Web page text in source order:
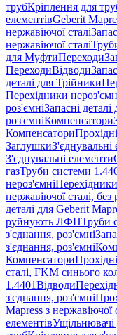
трубКріплення для
елементівGeberit
нержавіючої сталі
нержавіючої сталі
для МуфтиПереходи
ПереходиВідводи
деталі для Трійники
Перехідники
роз'ємніЗапасні
роз'ємніКомпенсатори
Компенсатори
ЗаглушкиЗ'єднувальні
З'єднувальні елементи
газТруби системи
нероз'ємні
нержавіючої сталі,
деталі для Geberit
руйнують ЛФПТруби
з'єднання, роз'ємні
з'єднання, роз'ємні
Компенсатори
сталі, FKM синього
1.4401Відводи
з'єднання, роз'ємні
Mapress з нержавіючої
елементівУщільнювачі